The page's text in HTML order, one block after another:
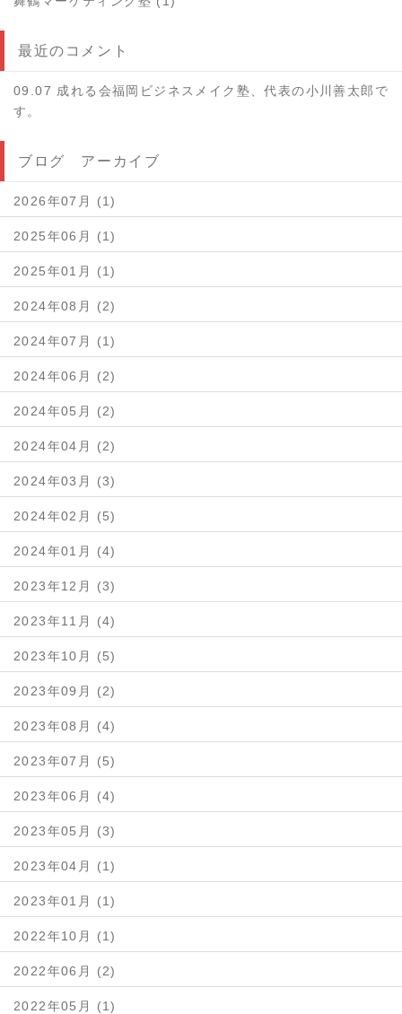
最近のコメント
09.07 成れる会福岡ビジネスメイク塾、代表の小川善太郎で
す。
ブログ アーカイブ
2026年07月 (1)
2025年06月 (1)
2025年01月 (1)
2024年08月 (2)
2024年07月 (1)
2024年06月 (2)
2024年05月 (2)
2024年04月 (2)
2024年03月 (3)
2024年02月 (5)
2024年01月 (4)
2023年12月 (3)
2023年11月 (4)
2023年10月 (5)
2023年09月 (2)
2023年08月 (4)
2023年07月 (5)
2023年06月 (4)
2023年05月 (3)
2023年04月 (1)
2023年01月 (1)
2022年10月 (1)
2022年06月 (2)
2022年05月 (1)